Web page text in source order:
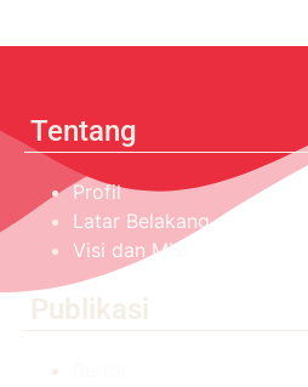
Tentang
Profil
Latar Belakang
Visi dan Misi
Publikasi